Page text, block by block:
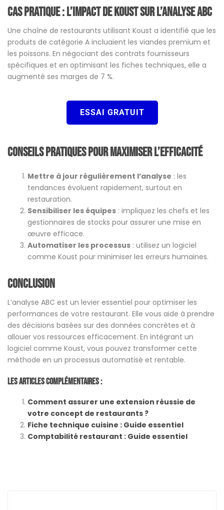
Cas pratique : l’impact de Koust sur l’analyse ABC
Une chaîne de restaurants utilisant Koust a identifié que les
produits de catégorie A incluaient les viandes premium et
les poissons. En négociant des contrats fournisseurs
spécifiques et en optimisant les fiches techniques, elle a
augmenté ses marges de 7 %.
ESSAI GRATUIT
Conseils pratiques pour maximiser l’efficacité
Mettre à jour régulièrement l’analyse : les
tendances évoluent rapidement, surtout en
restauration.
Sensibiliser les équipes : impliquez les chefs et les
gestionnaires de stocks pour assurer une mise en
œuvre efficace.
Automatiser les processus : utilisez un logiciel
comme Koust pour minimiser les erreurs humaines.
Conclusion
L’analyse ABC est un levier essentiel pour optimiser les
performances de votre restaurant. Elle vous aide à prendre
des décisions basées sur des données concrètes et à
allouer vos ressources efficacement. En intégrant un
logiciel comme Koust, vous pouvez transformer cette
méthode en un processus automatisé et rentable.
Les Articles Complémentaires :
Comment assurer une extension réussie de
votre concept de restaurants ?
Fiche technique cuisine : Guide essentiel
Comptabilité restaurant : Guide essentiel